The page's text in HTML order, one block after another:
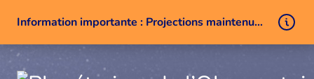
Information importante : Projections maintenues malgré un problème technique
Aller au contenu